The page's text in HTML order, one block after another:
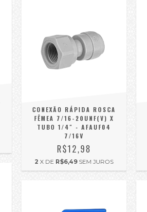
CONEXÃO RÁPIDA ROSCA
FÊMEA 7/16-20UNF(V) X
TUBO 1/4″ - AFAUF04
7/16V
R$12,98
2 X DE R$6,49 SEM JUROS